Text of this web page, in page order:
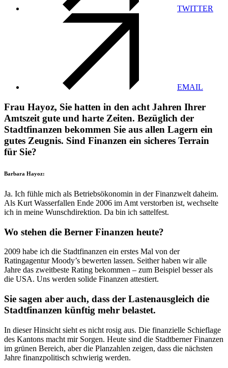
TWITTER
EMAIL
Frau Hayoz, Sie hatten in den acht Jahren Ihrer
Amtszeit gute und harte Zeiten. Bezüglich der
Stadtfinanzen bekommen Sie aus allen Lagern ein
gutes Zeugnis. Sind Finanzen ein sicheres Terrain
für Sie?
Barbara Hayoz:
Ja. Ich fühle mich als Betriebsökonomin in der Finanzwelt daheim.
Als Kurt Wasserfallen Ende 2006 im Amt verstorben ist, wechselte
ich in meine Wunschdirektion. Da bin ich sattelfest.
Wo stehen die Berner Finanzen heute?
2009 habe ich die Stadtfinanzen ein erstes Mal von der
Ratingagentur Moody’s bewerten lassen. Seither haben wir alle
Jahre das zweitbeste Rating bekommen – zum Beispiel besser als
die USA. Uns werden solide Finanzen attestiert.
Sie sagen aber auch, dass der Lastenausgleich die
Stadtfinanzen künftig mehr belastet.
In dieser Hinsicht sieht es nicht rosig aus. Die finanzielle Schieflage
des Kantons macht mir Sorgen. Heute sind die Stadtberner Finanzen
im grünen Bereich, aber die Planzahlen zeigen, dass die nächsten
Jahre finanzpolitisch schwierig werden.